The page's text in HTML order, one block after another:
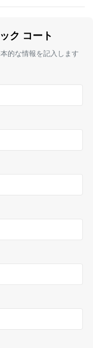
ク コート
的な情報を記入します